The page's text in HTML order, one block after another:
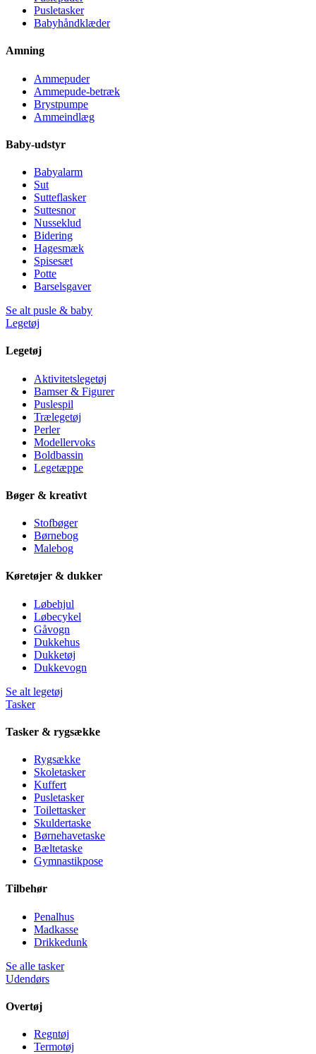
Pusletasker
Babyhåndklæder
Amning
Ammepuder
Ammepude-betræk
Brystpumpe
Ammeindlæg
Baby-udstyr
Babyalarm
Sut
Sutteflasker
Suttesnor
Nusseklud
Bidering
Hagesmæk
Spisesæt
Potte
Barselsgaver
Se alt pusle & baby
Legetøj
Legetøj
Aktivitetslegetøj
Bamser & Figurer
Puslespil
Trælegetøj
Perler
Modellervoks
Boldbassin
Legetæppe
Bøger & kreativt
Stofbøger
Børnebog
Malebog
Køretøjer & dukker
Løbehjul
Løbecykel
Gåvogn
Dukkehus
Dukketøj
Dukkevogn
Se alt legetøj
Tasker
Tasker & rygsække
Rygsække
Skoletasker
Kuffert
Pusletasker
Toilettasker
Skuldertaske
Børnehavetaske
Bæltetaske
Gymnastikpose
Tilbehør
Penalhus
Madkasse
Drikkedunk
Se alle tasker
Udendørs
Overtøj
Regntøj
Termotøj